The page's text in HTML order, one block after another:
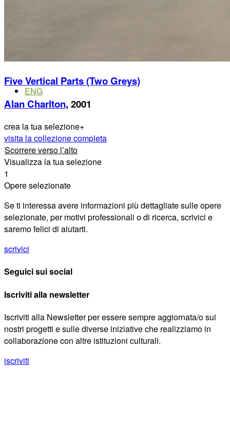
ENG
Five Vertical Parts (Two Greys)
Alan Charlton, 2001
crea la tua selezione+
visita la collezione completa
Scorrere verso l’alto
Visualizza la tua selezione
1
Opere selezionate
Se ti interessa avere informazioni più dettagliate sulle opere
selezionate, per motivi professionali o di ricerca, scrivici e
saremo felici di aiutarti.
scrivici
Seguici sui social
Iscriviti alla newsletter
Iscriviti alla Newsletter per essere sempre aggiornata/o sui
nostri progetti e sulle diverse iniziative che realizziamo in
collaborazione con altre istituzioni culturali.
iscriviti